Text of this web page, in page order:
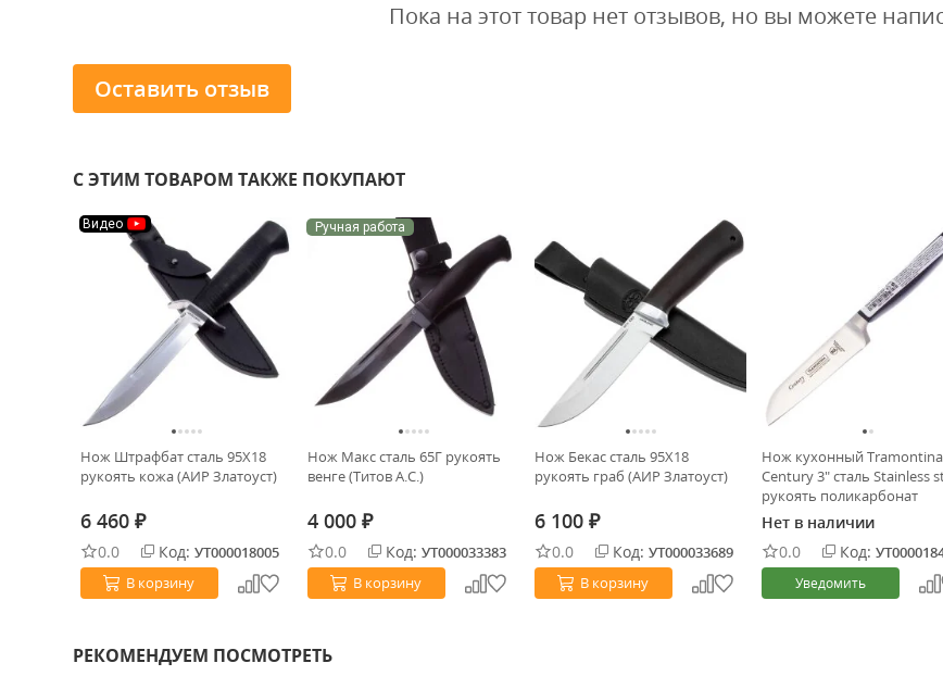
Пока на этот товар нет отзывов, но вы можете
Оставить отзыв
С ЭТИМ ТОВАРОМ ТАКЖЕ ПОКУПАЮТ
Видео
Нож Штрафбат сталь 95Х18
рукоять кожа (АИР Златоуст)
6 460 ₽
0.0 Код: УТ000018005
В корзину
Ручная работа
Нож Макс сталь 65Г рукоять
венге (Титов А.С.)
4 000 ₽
0.0 Код: УТ000033383
В корзину
Нож Бекас сталь 95Х18
рукоять граб (АИР Златоуст)
6 100 ₽
0.0 Код: УТ000033689
В корзину
Нож кухонный Tramontina
Century 3" сталь Stainless
рукоять поликарбонат
(24000/003)
Нет в наличии
0.0
Код:
Уведомить
РЕКОМЕНДУЕМ ПОСМОТРЕТЬ